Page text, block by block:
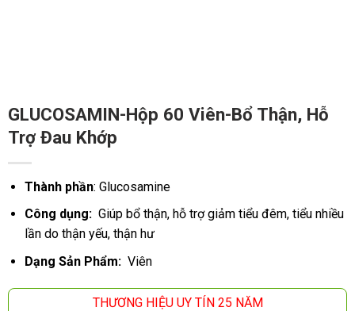
GLUCOSAMIN-Hộp 60 Viên-Bổ Thận, Hỗ
Trợ Đau Khớp
Thành phần: Glucosamine
Công dụng: Giúp bổ thận, hỗ trợ giảm tiểu đêm, tiểu nhiều
lần do thận yếu, thận hư
Dạng Sản Phẩm: Viên
THƯƠNG HIỆU UY TÍN 25 NĂM